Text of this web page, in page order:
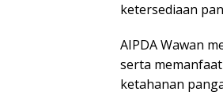
ketersediaan
AIPDA Wawan
serta
ketahanan